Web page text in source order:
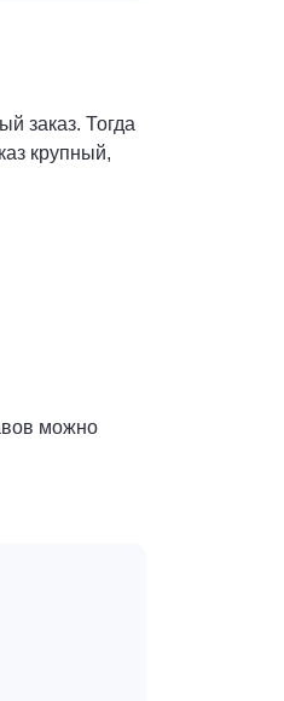
заказ. Тогда
крупный,
можно